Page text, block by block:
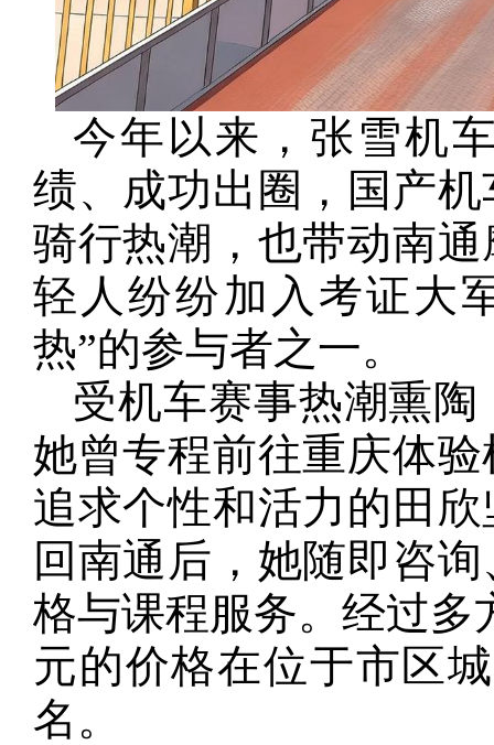
今年以来，张雪机
绩、成功出圈，国产
骑行热潮，也带动南
轻人纷纷加入考证大
热”的参与者之一。
受机车赛事热潮熏
她曾专程前往重庆体
追求个性和活力的田
回南通后，她随即咨
格与课程服务。经过多
元的价格在位于市区
名。